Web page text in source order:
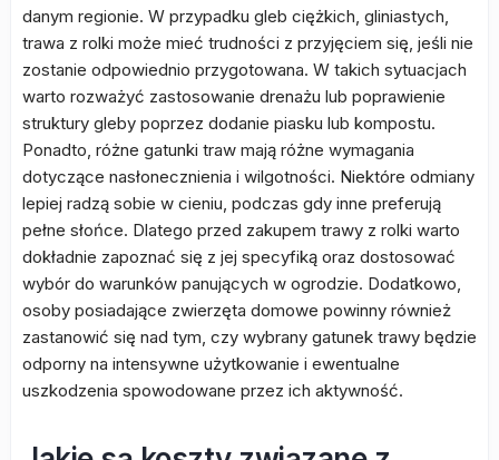
danym regionie. W przypadku gleb ciężkich, gliniastych,
trawa z rolki może mieć trudności z przyjęciem się, jeśli nie
zostanie odpowiednio przygotowana. W takich sytuacjach
warto rozważyć zastosowanie drenażu lub poprawienie
struktury gleby poprzez dodanie piasku lub kompostu.
Ponadto, różne gatunki traw mają różne wymagania
dotyczące nasłonecznienia i wilgotności. Niektóre odmiany
lepiej radzą sobie w cieniu, podczas gdy inne preferują
pełne słońce. Dlatego przed zakupem trawy z rolki warto
dokładnie zapoznać się z jej specyfiką oraz dostosować
wybór do warunków panujących w ogrodzie. Dodatkowo,
osoby posiadające zwierzęta domowe powinny również
zastanowić się nad tym, czy wybrany gatunek trawy będzie
odporny na intensywne użytkowanie i ewentualne
uszkodzenia spowodowane przez ich aktywność.